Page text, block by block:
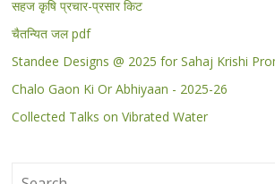
सहज कृषि प्रचार-प्रसार किट
चैतन्यित जल pdf
Standee Designs @ 2025 for Sahaj Krishi
Chalo Gaon Ki Or Abhiyaan - 2025-26
Collected Talks on Vibrated Water